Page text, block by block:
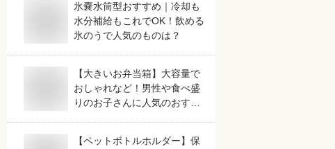
氷嚢水筒型おすすめ｜冷却も
水分補給もこれでOK！飲める
氷のうで人気のものは？
【大きいお弁当箱】大容量で
おしゃれなど！男性や食べ盛
りのお子さんに人気のおすす
【ペットボトルホルダー】保